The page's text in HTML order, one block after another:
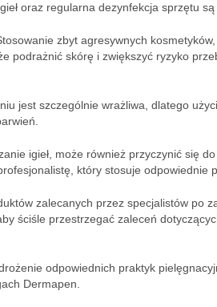
oraz regularna dezynfekcja sprzętu są
zbyt agresywnych
podrażnić skórę i zwiększyć ryzyko
jest szczególnie wrażliwa, dlatego
igieł, może również przyczynić się
który stosuje odpowiednie
zalecanych przez specjalistów po
ściśle przestrzegać zaleceń
odpowiednich praktyk
Dermapen.